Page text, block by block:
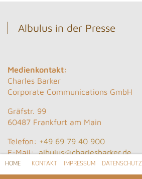
Albulus in der Presse
Medienkontakt:
Charles Barker
Corporate Communications GmbH
Gräfstr. 99
60487 Frankfurt am Main
Telefon: +49 69 79 40 900
E-Mail:albulus@charlesbarker.de
HOME KONTAKT IMPRESSUM DATENSCHUTZ